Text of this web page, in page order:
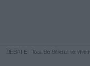
DEBATE: Πότε θα θέλατε να